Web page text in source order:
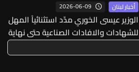
أخبار لبنان 2026-06-09
الوزير عيسى الخوري مدّد استثنائياً المهل
للشهادات والافادات الصناعية حتى نهاية
أيلول 2026